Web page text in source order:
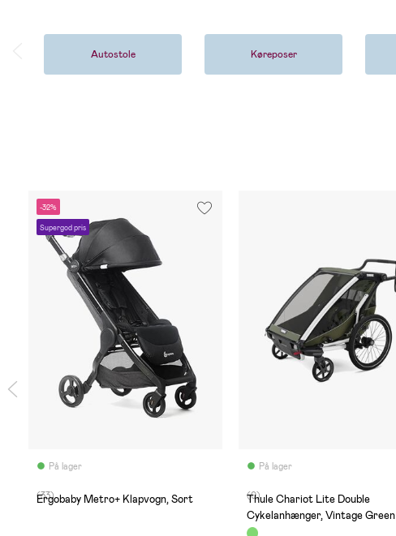
Autostole Køreposer
-32%
Supergod pris
På lager
(33)
Ergobaby Metro+ Klapvogn, Sort
På lager
(0)
Thule Chariot Lite Double
Cykelanhænger, Vintage Green